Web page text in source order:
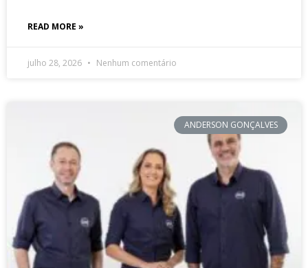
READ MORE »
julho 28, 2026 Nenhum comentário
ANDERSON GONÇALVES